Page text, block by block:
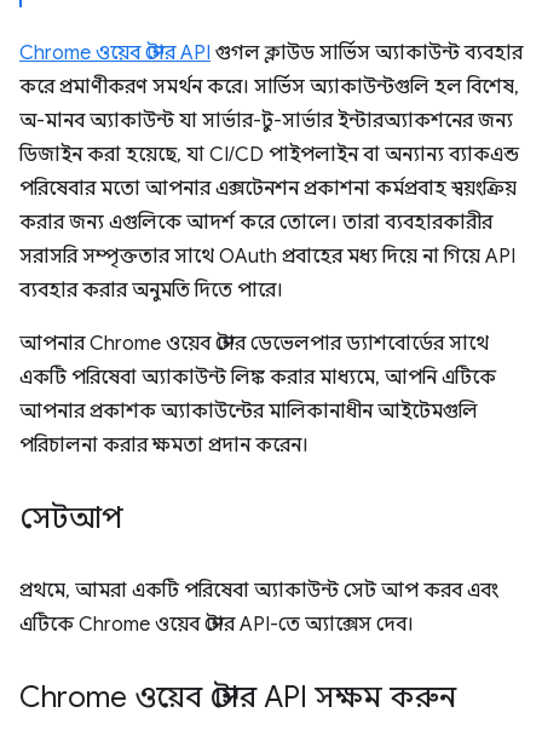
Chrome ওয়েব স্টোর API গুগল ক্লাউড সার্ভিস অ্যাকাউন্ট ব্যবহার
করে প্রমাণীকরণ সমর্থন করে। সার্ভিস অ্যাকাউন্টগুলি হল বিশেষ,
অ-মানব অ্যাকাউন্ট যা সার্ভার-টু-সার্ভার ইন্টারঅ্যাকশনের জন্য
ডিজাইন করা হয়েছে, যা CI/CD পাইপলাইন বা অন্যান্য ব্যাকএন্ড
পরিষেবার মতো আপনার এক্সটেনশন প্রকাশনা কর্মপ্রবাহ স্বয়ংক্রিয়
করার জন্য এগুলিকে আদর্শ করে তোলে। তারা ব্যবহারকারীর
সরাসরি সম্পৃক্ততার সাথে OAuth প্রবাহের মধ্য দিয়ে না গিয়ে API
ব্যবহার করার অনুমতি দিতে পারে।
আপনার Chrome ওয়েব স্টোর ডেভেলপার ড্যাশবোর্ডের সাথে
একটি পরিষেবা অ্যাকাউন্ট লিঙ্ক করার মাধ্যমে, আপনি এটিকে
আপনার প্রকাশক অ্যাকাউন্টের মালিকানাধীন আইটেমগুলি
পরিচালনা করার ক্ষমতা প্রদান করেন।
সেটআপ
প্রথমে, আমরা একটি পরিষেবা অ্যাকাউন্ট সেট আপ করব এবং
এটিকে Chrome ওয়েব স্টোর API-তে অ্যাক্সেস দেব।
Chrome ওয়েব স্টোর API সক্ষম করুন